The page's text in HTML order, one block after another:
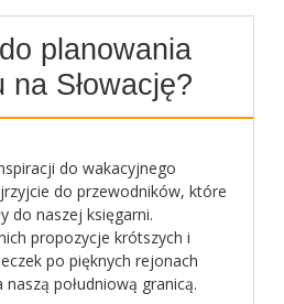
planowania
na Słowację?
do wakacyjnego
do przewodników, które
do naszej księgarni.
propozycje krótszych i
po pięknych rejonach
naszą południową granicą.